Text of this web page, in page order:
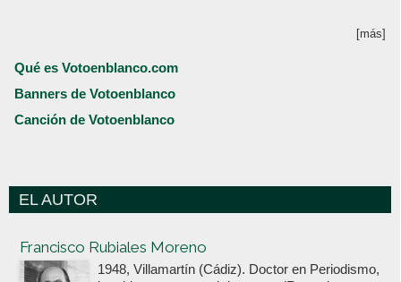
[más]
Qué es Votoenblanco.com
Banners de Votoenblanco
Canción de Votoenblanco
EL AUTOR
Francisco Rubiales Moreno
1948, Villamartín (Cádiz). Doctor en Periodismo,